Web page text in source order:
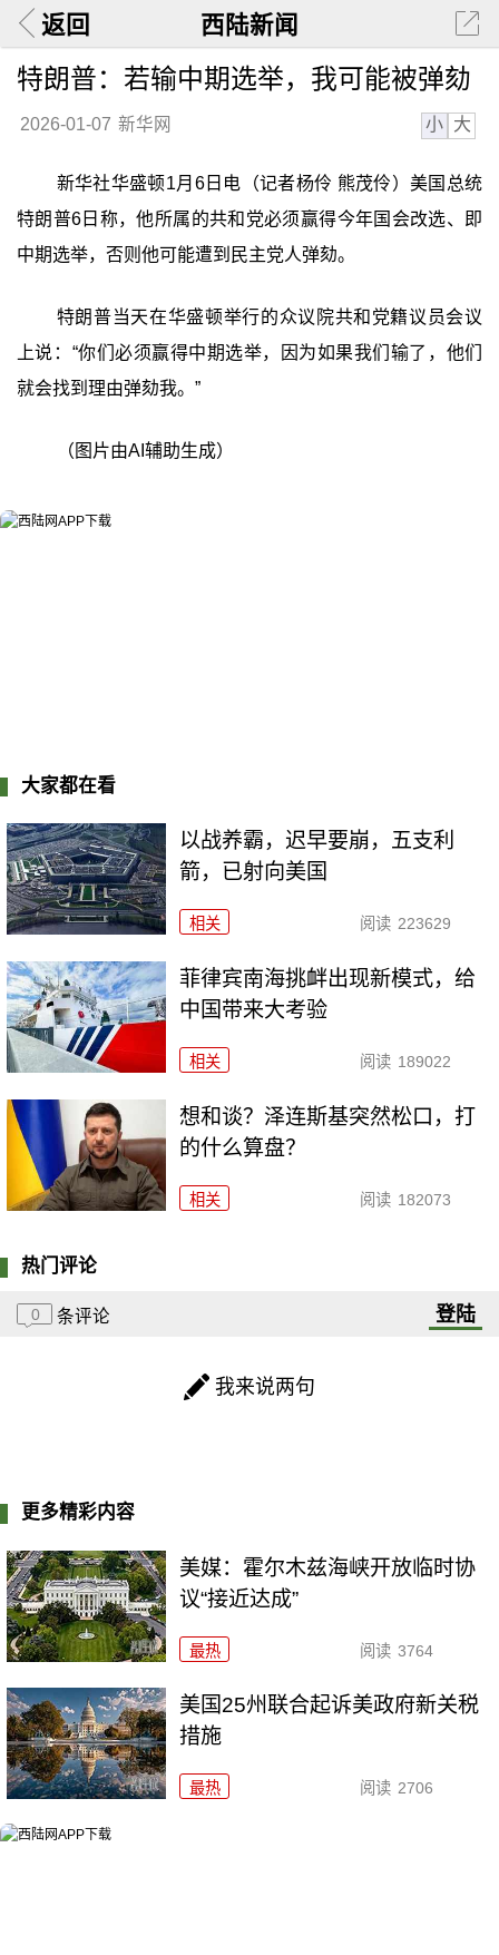
返回 西陆新闻
特朗普：若输中期选举，我可能被弹劾
2026-01-07 新华网 小 大
新华社华盛顿1月6日电（记者杨伶 熊茂伶）美国总统
特朗普6日称，他所属的共和党必须赢得今年国会改选、即
中期选举，否则他可能遭到民主党人弹劾。
特朗普当天在华盛顿举行的众议院共和党籍议员会议
上说：“你们必须赢得中期选举，因为如果我们输了，他们
就会找到理由弹劾我。”
（图片由AI辅助生成）
大家都在看
以战养霸，迟早要崩，五支利
箭，已射向美国
相关 阅读 223629
菲律宾南海挑衅出现新模式，给
中国带来大考验
相关 阅读 189022
想和谈？泽连斯基突然松口，打
的什么算盘？
相关 阅读 182073
热门评论
0 条评论 登陆
我来说两句
更多精彩内容
美媒：霍尔木兹海峡开放临时协
议“接近达成”
最热 阅读 3764
美国25州联合起诉美政府新关税
措施
最热 阅读 2706